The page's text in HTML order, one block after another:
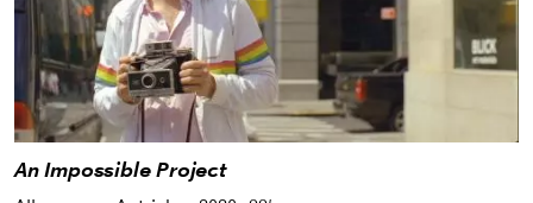
An Impossible Project